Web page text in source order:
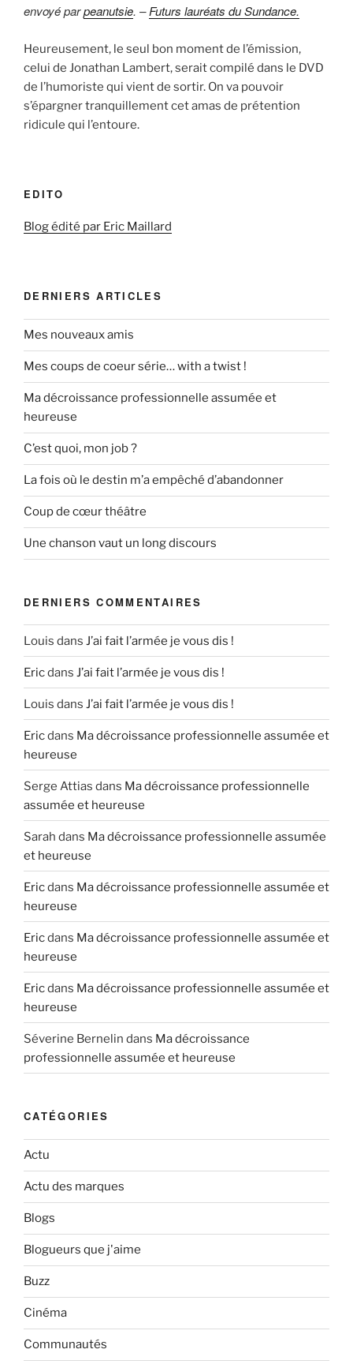
envoyé parpeanutsie. –Futurs lauréats du Sundance.
Heureusement, le seul bon moment de l’émission,
celui de Jonathan Lambert, serait compilé dans le DVD
de l’humoriste qui vient de sortir. On va pouvoir
s’épargner tranquillement cet amas de prétention
ridicule qui l’entoure.
EDITO
Blog édité par Eric Maillard
DERNIERS ARTICLES
Mes nouveaux amis
Mes coups de coeur série… with a twist !
Ma décroissance professionnelle assumée et
heureuse
C’est quoi, mon job ?
La fois où le destin m’a empêché d’abandonner
Coup de cœur théâtre
Une chanson vaut un long discours
DERNIERS COMMENTAIRES
Louis dans J’ai fait l’armée je vous dis !
Ericdans J’ai fait l’armée je vous dis !
Louis dans J’ai fait l’armée je vous dis !
Ericdans Ma décroissance professionnelle assumée et
heureuse
Serge Attias dans Ma décroissance professionnelle
assumée et heureuse
Sarah dans Ma décroissance professionnelle assumée
et heureuse
Ericdans Ma décroissance professionnelle assumée et
heureuse
Ericdans Ma décroissance professionnelle assumée et
heureuse
Ericdans Ma décroissance professionnelle assumée et
heureuse
Séverine Bernelin dans Ma décroissance
professionnelle assumée et heureuse
CATÉGORIES
Actu
Actu des marques
Blogs
Blogueurs que j'aime
Buzz
Cinéma
Communautés